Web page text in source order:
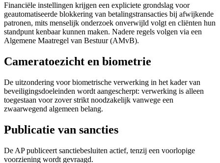
Financiële instellingen krijgen een expliciete grondslag voor
geautomatiseerde blokkering van betalingstransacties bij afwijkende
patronen, mits menselijk onderzoek onverwijld volgt en cliënten hun
standpunt kenbaar kunnen maken. Nadere regels volgen via een
Algemene Maatregel van Bestuur (AMvB).
Cameratoezicht en biometrie
De uitzondering voor biometrische verwerking in het kader van
beveiligingsdoeleinden wordt aangescherpt: verwerking is alleen
toegestaan voor zover strikt noodzakelijk vanwege een
zwaarwegend algemeen belang.
Publicatie van sancties
De AP publiceert sanctiebesluiten actief, tenzij een voorlopige
voorziening wordt gevraagd.